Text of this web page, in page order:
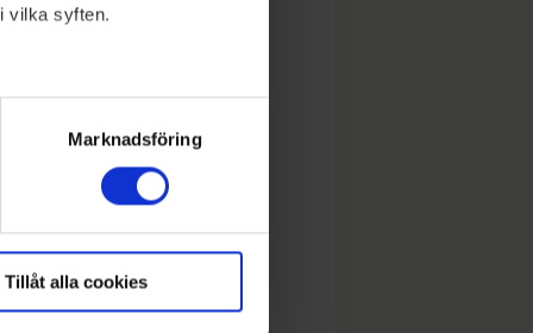
vilka syften.
meter
Marknadsföring
Tillåt alla cookies